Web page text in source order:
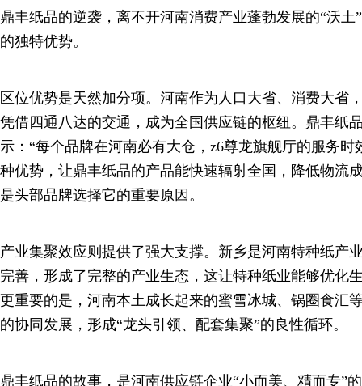
鼎丰纸品的逆袭，离不开河南消费产业蓬勃发展的“沃土
的独特优势。
区位优势是天然加分项。河南作为人口大省、消费大省
凭借四通八达的交通，成为全国供应链的枢纽。鼎丰纸
示：“每个品牌在河南必有大仓，z6尊龙旗舰厅的服务时
种优势，让鼎丰纸品的产品能快速辐射全国，降低物流
是头部品牌选择它的重要原因。
产业集聚效应则提供了强大支撑。新乡是河南特种纸产
完善，形成了完整的产业生态，这让特种纸业能够优化
更重要的是，河南本土成长起来的蜜雪冰城、锅圈食汇
的协同发展，形成“龙头引领、配套集聚”的良性循环。
鼎丰纸品的故事，是河南供应链企业“小而美、精而专”